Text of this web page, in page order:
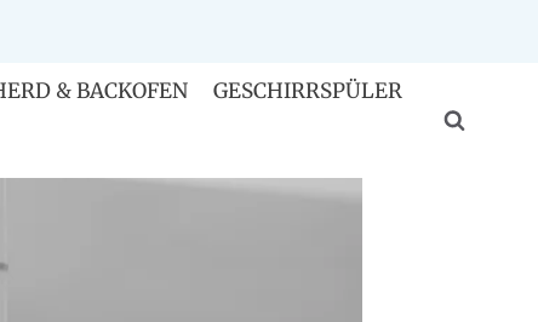
& BACKOFEN GESCHIRRSPÜLER